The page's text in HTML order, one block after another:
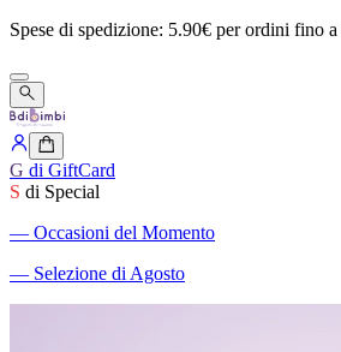
Spese di spedizione: 5.90€ perordini fino a
G di GiftCard
S di Special
― Occasioni del Momento
― Selezione di Agosto